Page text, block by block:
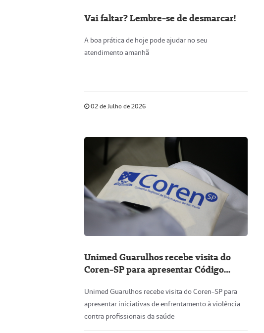
Vai faltar? Lembre-se de desmarcar!
A boa prática de hoje pode ajudar no seu
atendimento amanhã
02 de Julho de 2026
Unimed Guarulhos recebe visita do
Coren-SP para apresentar Código
Unimed Guarulhos recebe visita do Coren-SP para
apresentar iniciativas de enfrentamento à violência
contra profissionais da saúde